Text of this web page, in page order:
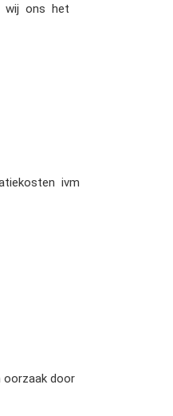
wij ons het
ivm
oorzaak door